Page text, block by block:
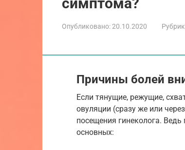
Опубликовано:20.10.2020
Причины болей
Если тянущие, режущие,
овуляции (сразу же или
посещения гинеколога.
основных: